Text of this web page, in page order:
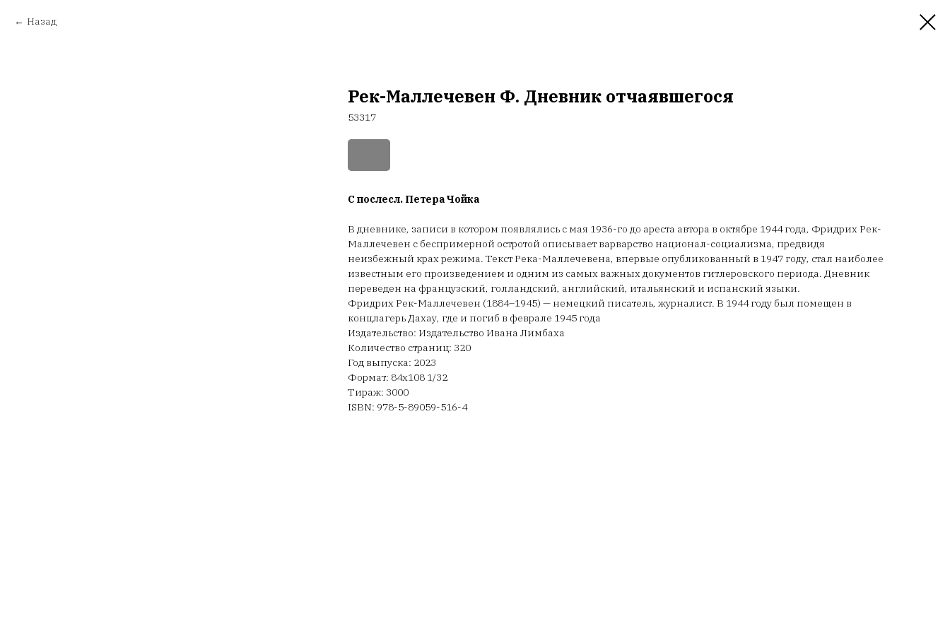
Назад
Рек-Маллечевен Ф. Дневник отчаявшегося
53317
С послесл. Петера Чойка
В дневнике, записи в котором появлялись с мая 1936-го до ареста автора в октябре 1944 года, Фридрих Рек-
Маллечевен с беспримерной остротой описывает варварство национал-социализма, предвидя
неизбежный крах режима. Текст Река-Маллечевена, впервые опубликованный в 1947 году, стал наиболее
известным его произведением и одним из самых важных документов гитлеровского периода. Дневник
переведен на французский, голландский, английский, итальянский и испанский языки.
Фридрих Рек-Маллечевен (1884–1945) — немецкий писатель, журналист. В 1944 году был помещен в
концлагерь Дахау, где и погиб в феврале 1945 года
Издательство: Издательство Ивана Лимбаха
Количество страниц: 320
Год выпуска: 2023
Формат: 84х108 1/32
Тираж: 3000
ISBN: 978-5-89059-516-4